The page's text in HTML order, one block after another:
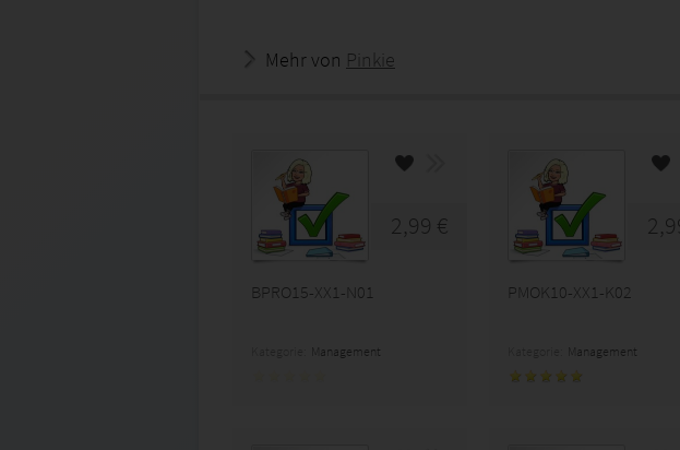
Mehr von Pinkie
2,99 €
BPRO15-XX1-N01
Management
PMOK10-XX1-K02
Management